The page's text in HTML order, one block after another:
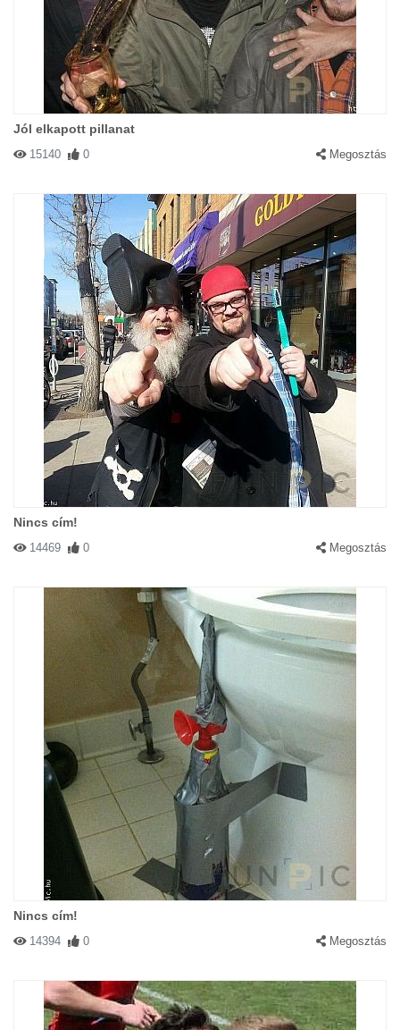
Jól elkapott pillanat
15140 0 Megosztás
Nincs cím!
14469 0 Megosztás
Nincs cím!
14394 0 Megosztás